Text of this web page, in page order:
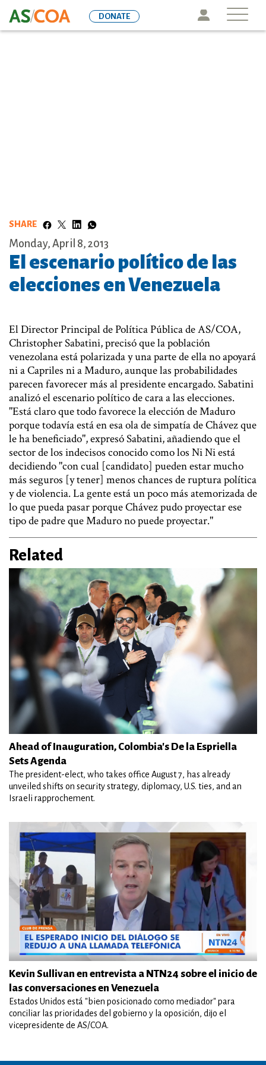
to
Icon
DONATE
SHARE
Monday, April 8, 2013
El escenario político de las
elecciones en Venezuela
El Director Principal de Política Pública de AS/COA,
Christopher Sabatini, precisó que la población
venezolana está polarizada y una parte de ella no apoyará
ni a Capriles ni a Maduro, aunque las probabilidades
parecen favorecer más al presidente encargado. Sabatini
analizó el escenario político de cara a las elecciones.
"Está claro que todo favorece la elección de Maduro
porque todavía está en esa ola de simpatía de Chávez que
le ha beneficiado", expresó Sabatini, añadiendo que el
sector de los indecisos conocido como los Ni Ni está
decidiendo "con cual [candidato] pueden estar mucho
más seguros [y tener] menos chances de ruptura política
y de violencia. La gente está un poco más atemorizada de
lo que pueda pasar porque Chávez pudo proyectar ese
tipo de padre que Maduro no puede proyectar."
Related
Ahead of Inauguration, Colombia's De la Espriella
Sets Agenda
The president-elect, who takes office August 7, has already
unveiled shifts on security strategy, diplomacy, U.S. ties, and an
Israeli rapprochement.
Kevin Sullivan en entrevista a NTN24 sobre el inicio de
las conversaciones en Venezuela
Estados Unidos está "bien posicionado como mediador" para
conciliar las prioridades del gobierno y la oposición, dijo el
vicepresidente de AS/COA.